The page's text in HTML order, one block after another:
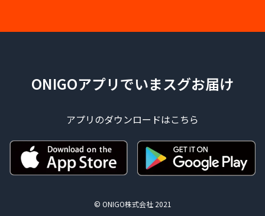
ONIGOアプリでいまスグお届け
アプリのダウンロードはこちら
© ONIGO株式会社 2021